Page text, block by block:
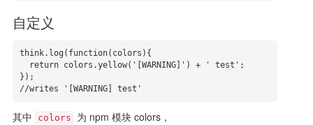
自定义
think.log(function(colors){
});
//writes '[WARNING] test'
其中 colors
为 npm 模块 colors，